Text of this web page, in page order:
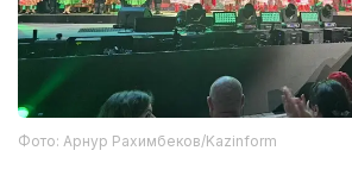
Фото: Арнур Рахимбеков/Kazinform